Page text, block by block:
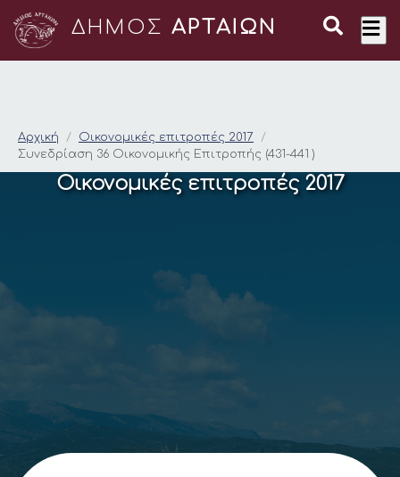
ΔΗΜΟΣ ΑΡΤΑΙΩΝ
Συνεδρίαση 36
Αρχική
Οικονομικές επιτροπές 2017
Συνεδρίαση 36 Οικονομικής Επιτροπής (431-441 )
Οικονομικές επιτροπές 2017